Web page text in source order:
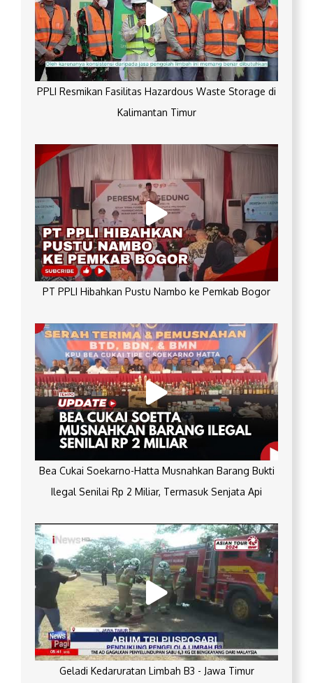
PPLI Resmikan Fasilitas Hazardous Waste Storage di
Kalimantan Timur
PT PPLI Hibahkan Pustu Nambo ke Pemkab Bogor
Bea Cukai Soekarno-Hatta Musnahkan Barang Bukti
Ilegal Senilai Rp 2 Miliar, Termasuk Senjata Api
Geladi Kedaruratan Limbah B3 - Jawa Timur